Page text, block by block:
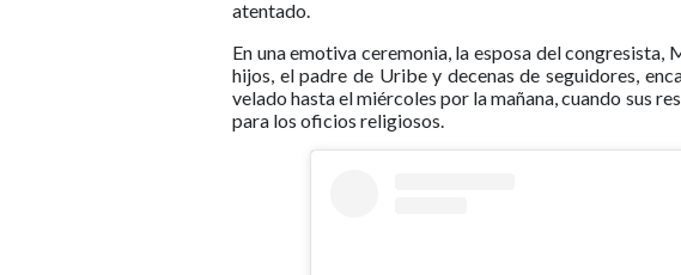
atentado.
En una emotiva ceremonia, la esposa del congresista,
hijos, el padre de Uribe y decenas de seguidores,
velado hasta el miércoles por la mañana, cuando sus
para los oficios religiosos.